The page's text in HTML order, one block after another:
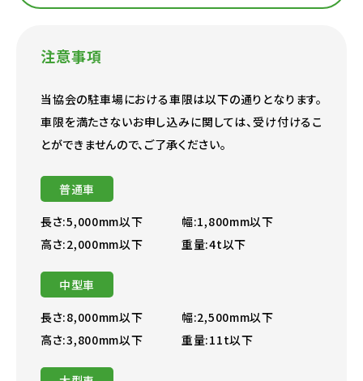
注意事項
当協会の駐車場における車限は以下の通りとなります。
車限を満たさないお申し込みに関しては、受け付けるこ
とができませんので、ご了承ください。
普通車
長さ:5,000mm以下
幅:1,800mm以下
高さ:2,000mm以下
重量:4t以下
中型車
長さ:8,000mm以下
幅:2,500mm以下
高さ:3,800mm以下
重量:11t以下